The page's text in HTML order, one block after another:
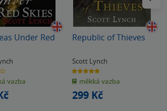
Under Red
vazba
Republic of Thieves
Scott Lynch
5.0
z
5
hvězdiček
měkká vazba
299 Kč